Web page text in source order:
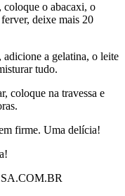
o abacaxi, o
deixe mais 20
adicione a gelatina, o leite
tudo.
coloque na travessa e
firme. Uma delícia!